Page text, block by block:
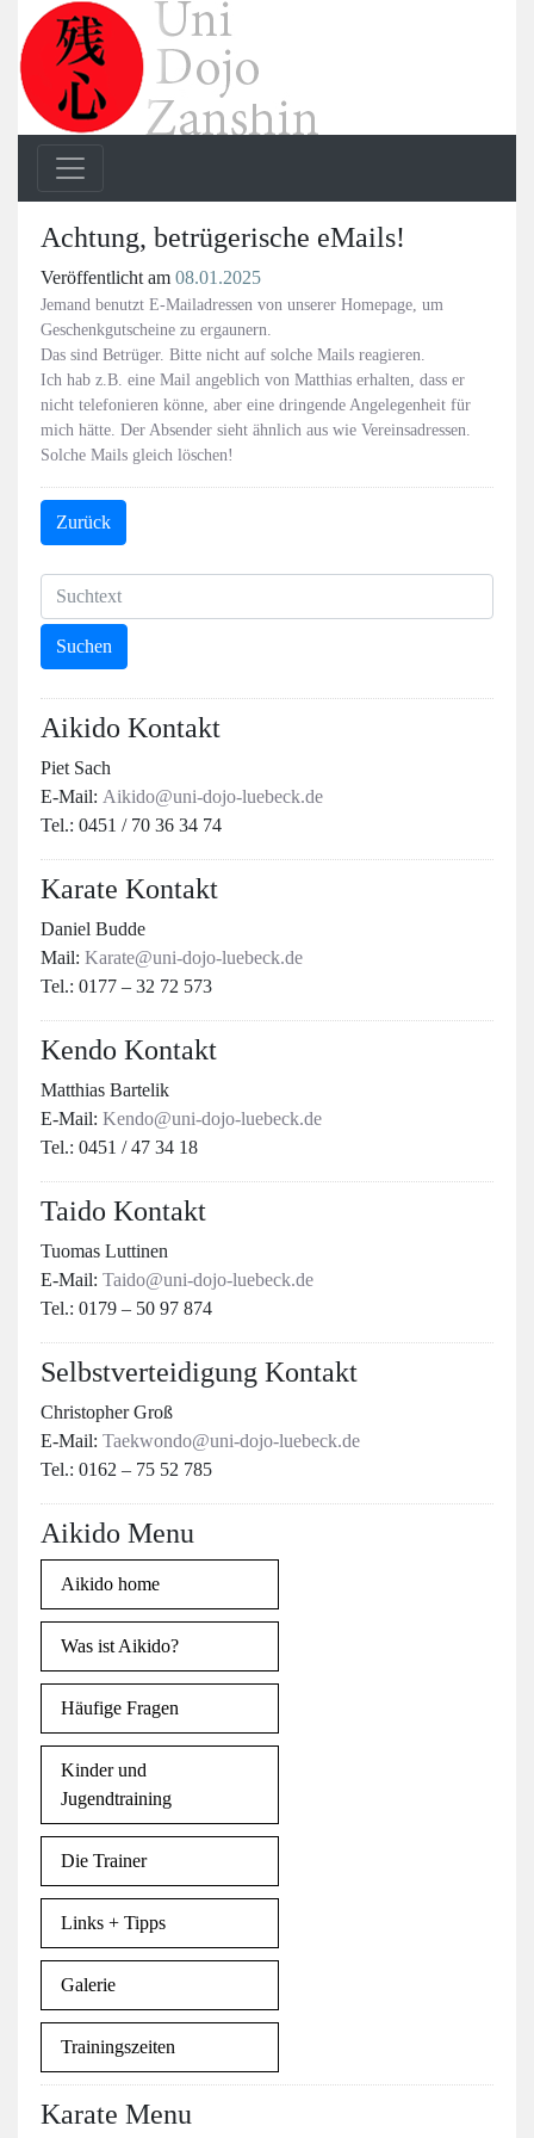
Achtung, betrügerische eMails!
Veröffentlicht am 08.01.2025
Jemand benutzt E-Mailadressen von unserer Homepage, um
Geschenkgutscheine zu ergaunern.
Das sind Betrüger. Bitte nicht auf solche Mails reagieren.
Ich hab z.B. eine Mail angeblich von Matthias erhalten, dass er
nicht telefonieren könne, aber eine dringende Angelegenheit für
mich hätte. Der Absender sieht ähnlich aus wie Vereinsadressen.
Solche Mails gleich löschen!
Zurück
Aikido Kontakt
Piet Sach
E-Mail: Aikido@uni-dojo-luebeck.de
Tel.: 0451 / 70 36 34 74
Karate Kontakt
Daniel Budde
Mail: Karate@uni-dojo-luebeck.de
Tel.: 0177 – 32 72 573
Kendo Kontakt
Matthias Bartelik
E-Mail: Kendo@uni-dojo-luebeck.de
Tel.: 0451 / 47 34 18
Taido Kontakt
Tuomas Luttinen
E-Mail: Taido@uni-dojo-luebeck.de
Tel.: 0179 – 50 97 874
Selbstverteidigung Kontakt
Christopher Groß
E-Mail: Taekwondo@uni-dojo-luebeck.de
Tel.: 0162 – 75 52 785
Aikido Menu
Aikido home
Was ist Aikido?
Häufige Fragen
Kinder und
Jugendtraining
Die Trainer
Links + Tipps
Galerie
Trainingszeiten
Karate Menu